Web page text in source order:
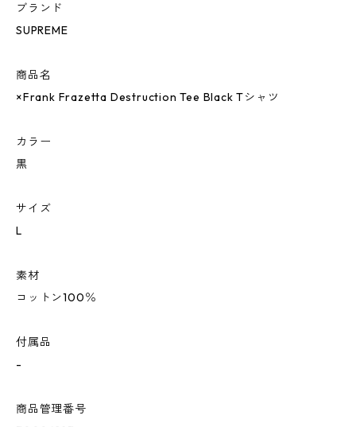
ブランド
SUPREME
商品名
×Frank Frazetta Destruction Tee Black Tシャツ
カラー
黒
サイズ
L
素材
コットン100％
付属品
-
商品管理番号